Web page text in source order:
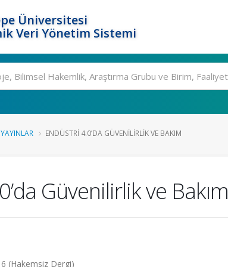
Üniversitesi
Veri Yönetim Sistemi
ENDÜSTRI 4.0’DA GÜVENILIRLIK VE BAKIM
Güvenilirlik ve Bakım
(Hakemsiz Dergi)